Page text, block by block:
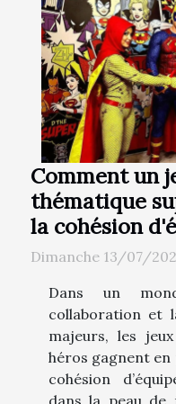
Comment un
thématique
la cohésion
Dimanche 13/07/
Dans un
collaboration et
majeurs, les
héros gagnent
cohésion